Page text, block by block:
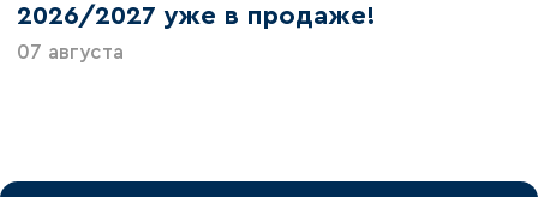
2026/2027 уже в продаже!
07 августа